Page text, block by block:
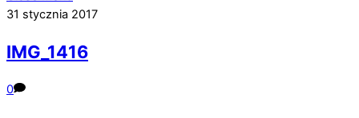
31 stycznia 2017
IMG_1416
0